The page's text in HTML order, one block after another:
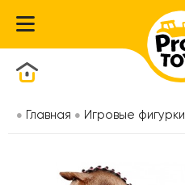
Главная Игровые фигурки
Каталог товаров